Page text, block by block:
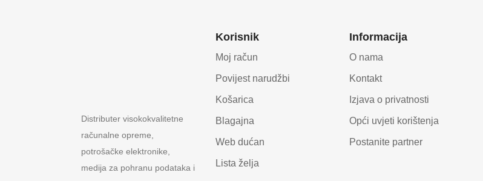
Distributer visokokvalitetne
računalne opreme,
potrošačke elektronike,
medija za pohranu podataka i
Korisnik
Moj račun
Povijest narudžbi
Košarica
Blagajna
Web dućan
Lista želja
Informacija
O nama
Kontakt
Izjava o privatnosti
Opći uvjeti korištenja
Postanite partner